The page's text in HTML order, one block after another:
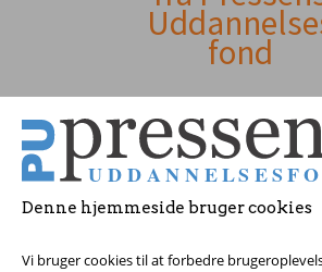
Denne hjemmeside bruger cookies
Vi bruger cookies til at forbedre
fond